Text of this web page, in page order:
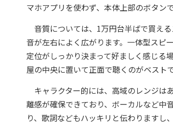
マホアプリを使わず、本体上部のボタン
音質については、1万円台半ばで買え
音が左右によく広がります。一体型スピ
定位がしっかり決まって好ましく感じる
屋の中央に置いて正面で聴くのがベスト
キャラクター的には、高域のレンジは
離感が確保できており、ボーカルなど中
り、歌詞などもハッキリと伝わりますし